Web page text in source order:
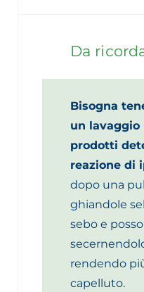
Da
Bisogna
un
prodotti
reazione di
dopo una
ghiandole
sebo e
rendendo
capelluto.